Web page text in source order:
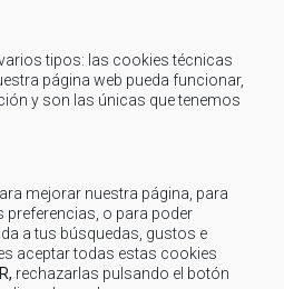
tipos: las cookies técnicas
página web pueda funcionar,
y son las únicas que tenemos
mejorar nuestra página, para
preferencias, o para poder
a tus búsquedas, gustos e
aceptar todas estas cookies
rechazarlas pulsando el botón
de la Noche Mundial en
Estrellas
Cuencas Mineras va a promover la
sobre facturación de